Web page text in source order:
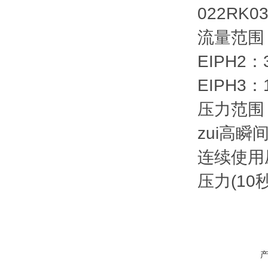
流量范围
EIPH2
EIPH3
压力范
zui高瞬
连续使
压力(10